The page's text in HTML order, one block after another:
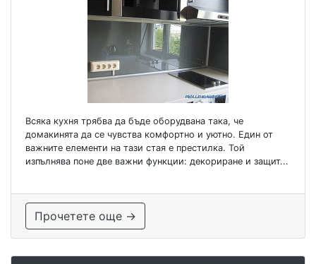
Всяка кухня трябва да бъде оборудвана така, че
домакинята да се чувства комфортно и уютно. Един от
важните елементи на тази стая е престилка. Той
изпълнява поне две важни функции: декориране и защит...
Прочетете още →